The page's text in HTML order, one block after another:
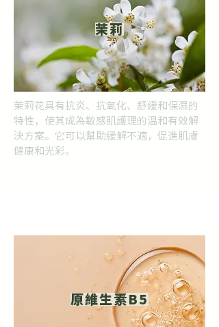
茉莉
茉莉花具有抗炎、抗氧化、舒緩和保濕的
特性，使其成為敏感肌護理的溫和有效解
決方案。它可以幫助緩解不適，促進肌膚
健康和光彩。
原維生素B5